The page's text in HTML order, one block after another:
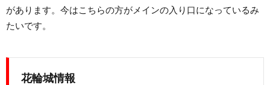
があります。今はこちらの方がメインの入り口になっているみ
たいです。
花輪城情報